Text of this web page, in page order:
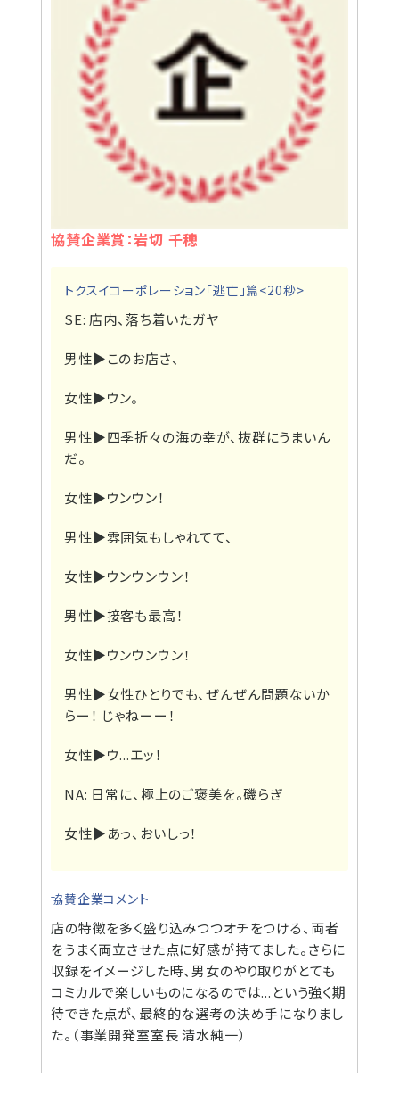
協賛企業賞：岩切 千穂
トクスイコーポレーション「逃亡」篇<20秒>
SE: 店内、落ち着いたガヤ
男性▶このお店さ、
女性▶ウン。
男性▶四季折々の海の幸が、抜群にうまいん
だ。
女性▶ウンウン！
男性▶雰囲気もしゃれてて、
女性▶ウンウンウン！
男性▶接客も最高！
女性▶ウンウンウン！
男性▶女性ひとりでも、ぜんぜん問題ないか
らー！ じゃねーー！
女性▶ウ...エッ！
NA: 日常に、極上のご褒美を。磯らぎ
女性▶あっ、おいしっ！
協賛企業コメント
店の特徴を多く盛り込みつつオチをつける、両者
をうまく両立させた点に好感が持てました。さらに
収録をイメージした時、男女のやり取りがとても
コミカルで楽しいものになるのでは...という強く期
待できた点が、最終的な選考の決め手になりまし
た。（事業開発室室長 清水純一）